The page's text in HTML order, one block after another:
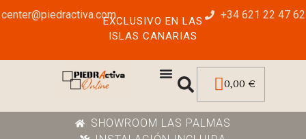
center@piedractiva.comEXCLUSIVO EN LAS
ISLAS CANARIAS
+34 621 22 47 62
0,00 €
SHOWROOM LAS PALMAS